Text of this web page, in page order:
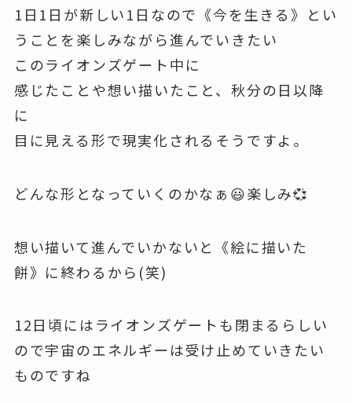
1日1日が新しい1日なので《今を生きる》とい
うことを楽しみながら進んでいきたい
このライオンズゲート中に
感じたことや想い描いたこと、秋分の日以降
に
目に見える形で現実化されるそうですよ。
どんな形となっていくのかなぁ😃楽しみ💞
想い描いて進んでいかないと《絵に描いた
餅》に終わるから(笑)
12日頃にはライオンズゲートも閉まるらしい
ので宇宙のエネルギーは受け止めていきたい
ものですね